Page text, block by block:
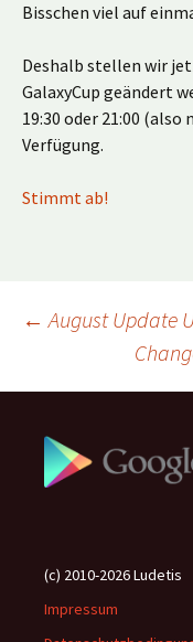
Bisschen viel auf
Deshalb stellen wir
GalaxyCup geändert
19:30 oder 21:00 (also
Verfügung.
Stimmt ab!
← August Update
(c) 2010-2026 Ludetis
Impressum